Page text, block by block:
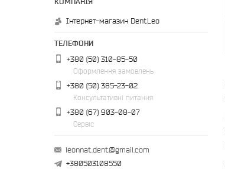
Інтернет-магазин DentLeo
+380 (50) 310-85-50
Оформлення замовлень
+380 (50) 385-23-02
Консультативні питання
+380 (67) 903-08-07
Сервіс
leonnat.dent@gmail.com
+380503108550